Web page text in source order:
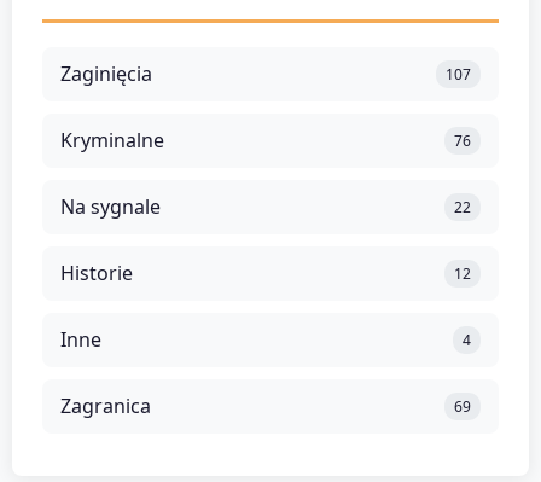
Zaginięcia 107
Kryminalne 76
Na sygnale 22
Historie 12
Inne 4
Zagranica 69